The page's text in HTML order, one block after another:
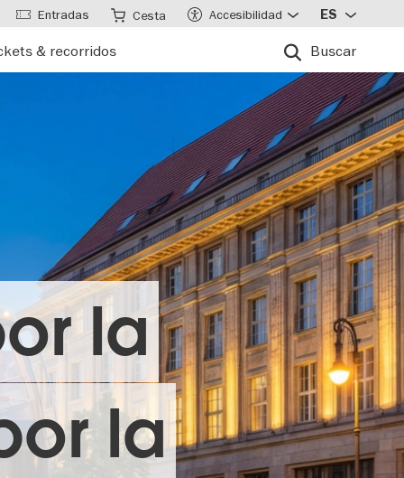
& recorridos Buscar
Entradas Cesta Accesibilidad ES
la
la